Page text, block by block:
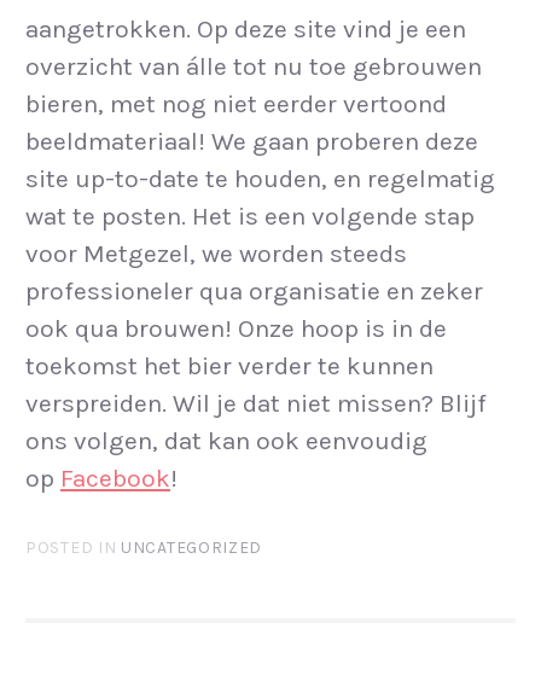
aangetrokken. Op deze site vind je een
overzicht van álle tot nu toe gebrouwen
bieren, met nog niet eerder vertoond
beeldmateriaal! We gaan proberen deze
site up-to-date te houden, en regelmatig
wat te posten. Het is een volgende stap
voor Metgezel, we worden steeds
professioneler qua organisatie en zeker
ook qua brouwen! Onze hoop is in de
toekomst het bier verder te kunnen
verspreiden. Wil je dat niet missen? Blijf
ons volgen, dat kan ook eenvoudig
op Facebook!
POSTED IN UNCATEGORIZED